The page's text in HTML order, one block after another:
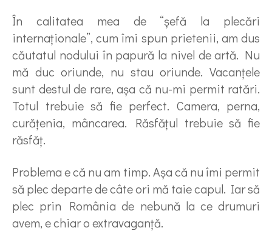
În calitatea mea de “şefă la plecări
internaţionale”, cum îmi spun prietenii, am dus
căutatul nodului în papură la nivel de artă. Nu
mă duc oriunde, nu stau oriunde. Vacanţele
sunt destul de rare, aşa că nu-mi permit ratări.
Totul trebuie să fie perfect. Camera, perna,
curăţenia, mâncarea. Răsfăţul trebuie să fie
răsfăţ.
Problema e că nu am timp. Aşa că nu îmi permit
să plec departe de câte ori mă taie capul. Iar să
plec prin România de nebună la ce drumuri
avem, e chiar o extravaganţă.